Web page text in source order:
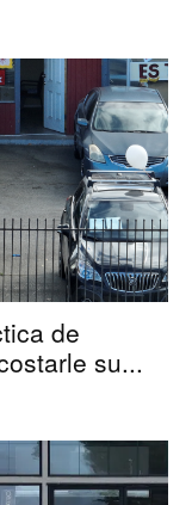
de
su...